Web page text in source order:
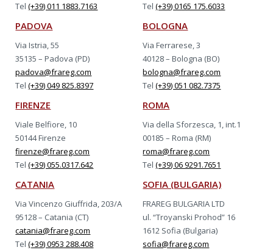
Tel(+39) 011 1883.7163
Tel(+39) 0165 175.6033
PADOVA
Via Istria, 55
35135 – Padova (PD)
padova@frareg.com
Tel(+39) 049 825.8397
BOLOGNA
Via Ferrarese, 3
40128 – Bologna (BO)
bologna@frareg.com
Tel(+39) 051 082.7375
FIRENZE
Viale Belfiore, 10
50144 Firenze
firenze@frareg.com
Tel(+39) 055.0317.642
ROMA
Via della Sforzesca, 1, int.1
00185 – Roma (RM)
roma@frareg.com
Tel(+39) 06 9291.7651
CATANIA
Via Vincenzo Giuffrida, 203/A
95128 – Catania (CT)
catania@frareg.com
Tel(+39) 0953 288.408
SOFIA (BULGARIA)
FRAREG BULGARIA LTD
ul. “Troyanski Prohod” 16
1612 Sofia (Bulgaria)
sofia@frareg.com